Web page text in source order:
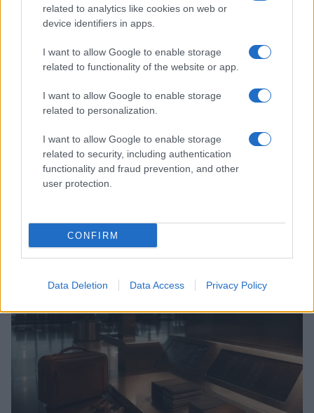
related to analytics like cookies on web or
device identifiers in apps.
I want to allow Google to enable storage
related to functionality of the website or app.
I want to allow Google to enable storage
related to personalization.
I want to allow Google to enable storage
related to security, including authentication
functionality and fraud prevention, and other
user protection.
CONFIRM
Data Deletion Data Access Privacy Policy
EUROPA
Diego Morales · 6 Ago 2026